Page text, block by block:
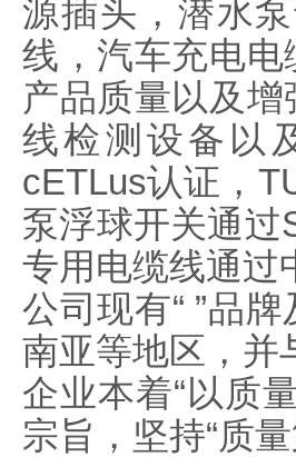
源插头，潜水
线，汽车充电
产品质量以及
线检测设备以
cETLus认证，
泵浮球开关通过
专用电缆线通
公司现有“ ”品
南亚等地区，并
企业本着“以质
宗旨，坚持“质